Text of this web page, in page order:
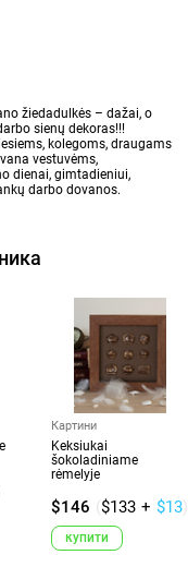
žiedadulkės – dažai, o
sienų dekoras!!!
kolegoms, draugams
vestuvėms,
dienai, gimtadieniui,
darbo dovanos.
Картини
Keksiukai
šokoladiniame
rėmelyje
$146 ($133 + $13)
купити